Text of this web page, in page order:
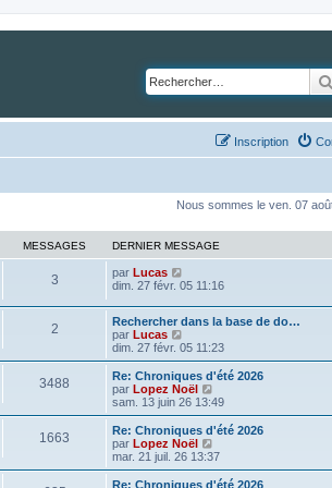
Inscription
Nous sommes le ven. 07
MESSAGES DERNIER MESSAGE
3 par Lucas
o
s
u
t
e
r
l
e
d
e
r
n
i
e
dim. 27 févr. 05 11:16
2
Rechercher dans la base de do…
par Lucas
o
n
s
u
l
r
l
e
dim. 27 févr. 05 11:23
3488
Re: Chroniques d'été 2026
par Lopez Noël
o
n
s
l
e
sam. 13 juin 26 13:49
1663
Re: Chroniques d'été 2026
par Lopez Noël
o
n
s
mar. 21 juil. 26 13:37
Re: Chroniques d'été 2026